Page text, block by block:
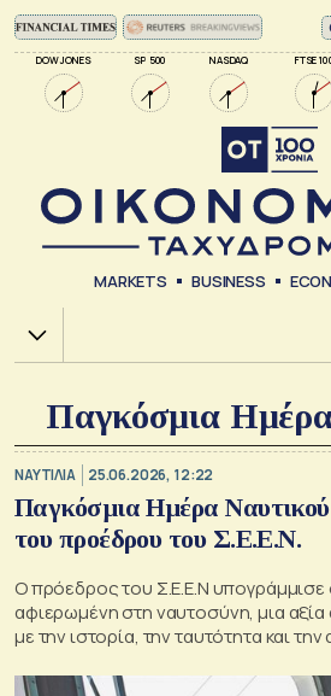
DOW JONES SP 500 NASDAQ FTSE
MARKETS BUSINESS
Χ.Α.
Παγκόσμια
ΝΑΥΤΙΛΙΑ 25.06.2026, 12:22
Παγκόσμια Ημέρα
του προέδρου του Σ.Ε.Ε.Ν.
Ο πρόεδρος του Σ.Ε.Ε.Ν υπογράμμισε
αφιερωμένη στη ναυτοσύνη, μια
με την ιστορία, την ταυτότητα και